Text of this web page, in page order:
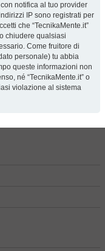
notifica al tuo provider
IP sono registrati per
che “TecnikaMente.it”
chiudere qualsiasi
Come fruitore di
personale) tu abbia
queste informazioni non
né “TecnikaMente.it” o
violazione al sistema